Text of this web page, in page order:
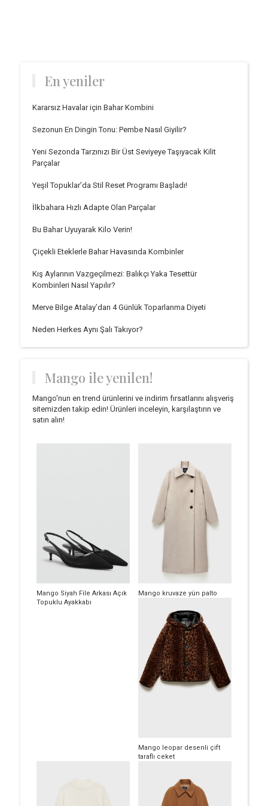
En yeniler
Kararsız Havalar için Bahar Kombini
Sezonun En Dingin Tonu: Pembe Nasıl Giyilir?
Yeni Sezonda Tarzınızı Bir Üst Seviyeye Taşıyacak Kilit
Parçalar
Yeşil Topuklar’da Stil Reset Programı Başladı!
İlkbahara Hızlı Adapte Olan Parçalar
Bu Bahar Uyuyarak Kilo Verin!
Çiçekli Eteklerle Bahar Havasında Kombinler
Kış Aylarının Vazgeçilmezi: Balıkçı Yaka Tesettür
Kombinleri Nasıl Yapılır?
Merve Bilge Atalay’dan 4 Günlük Toparlanma Diyeti
Neden Herkes Aynı Şalı Takıyor?
Mango ile yenilen!
Mango'nun en trend ürünlerini ve indirim fırsatlarını alışveriş
sitemizden takip edin! Ürünleri inceleyin, karşılaştırın ve
satın alın!
Mango Siyah File Arkası Açık
Topuklu Ayakkabı
Mango kruvaze yün palto
Mango leopar desenli çift
taraflı ceket